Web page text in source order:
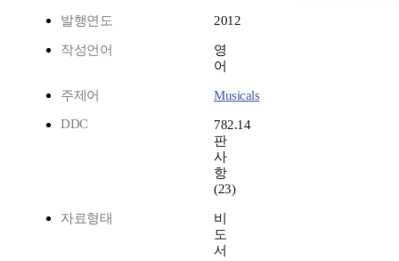
발행연도 2012
작성언어
영
어
주제어
Musicals
DDC
782.14
판
사
항
(23)
자료형태
비
도
서